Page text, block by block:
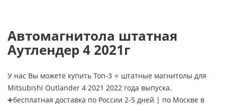
Автомагнитола штатная
Аутлендер 4 2021г
У нас Вы можете купить Топ-3 ⭐ штатные магнитолы для
Mitsubishi Outlander 4 2021 2022 года выпуска.
➕бесплатная доставка по России 2-5 дней | по Москве в